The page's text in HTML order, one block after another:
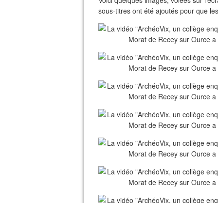
sous-titres ont été ajoutés pour que